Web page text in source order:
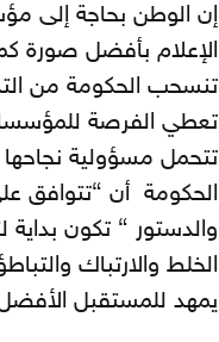
إن الوطن بحاجة إلى
الإعلام بأفضل صورة
تنسحب الحكومة من
تعطي الفرصة
تتحمل مسؤولية
الحكومة أن “تتوافق
والدستور “ تكون
الخلط والارتباك
يمهد للمستقبل